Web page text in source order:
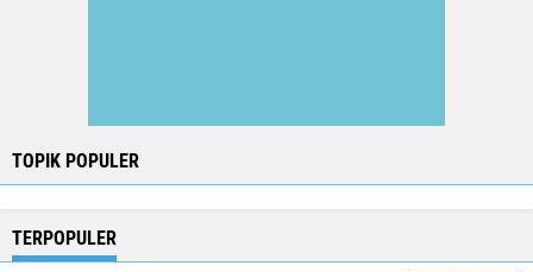
TOPIK POPULER
TERPOPULER